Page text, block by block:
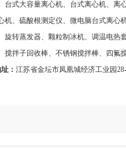
式大容量离心机、台式离心机、
、硫酸根测定仪、微电脑台式离
转蒸发器、颗粒制冰机、调温电
拌子回收棒、不锈钢搅拌棒、四氟
： 江苏省金坛市凤凰城经济工业园